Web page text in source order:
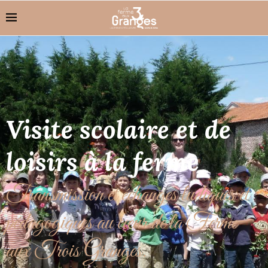
Visite scolaire et de
loisirs à la ferme
Transmission et échanges ludiques et
pédagogiques au cœur de la Ferme
aux Trois Granges.